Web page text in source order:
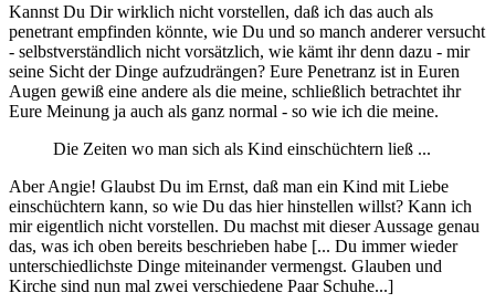
Kannst Du Dir wirklich nicht vorstellen, daß ich das auch als
penetrant empfinden könnte, wie Du und so manch anderer versucht
- selbstverständlich nicht vorsätzlich, wie kämt ihr denn dazu - mir
seine Sicht der Dinge aufzudrängen? Eure Penetranz ist in Euren
Augen gewiß eine andere als die meine, schließlich betrachtet ihr
Eure Meinung ja auch als ganz normal - so wie ich die meine.
Die Zeiten wo man sich als Kind einschüchtern ließ ...
Aber Angie! Glaubst Du im Ernst, daß man ein Kind mit Liebe
einschüchtern kann, so wie Du das hier hinstellen willst? Kann ich
mir eigentlich nicht vorstellen. Du machst mit dieser Aussage genau
das, was ich oben bereits beschrieben habe [... Du immer wieder
unterschiedlichste Dinge miteinander vermengst. Glauben und
Kirche sind nun mal zwei verschiedene Paar Schuhe...]